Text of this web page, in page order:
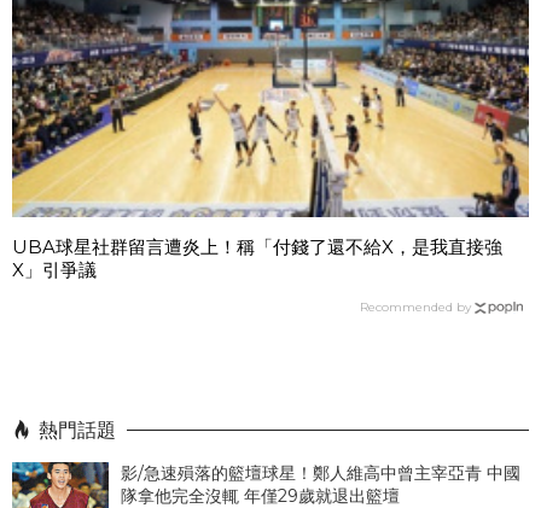
UBA球星社群留言遭炎上！稱「付錢了還不給X，是我直接強
X」引爭議
Recommended by
熱門話題
影/急速殞落的籃壇球星！鄭人維高中曾主宰亞青 中國
隊拿他完全沒輒 年僅29歲就退出籃壇